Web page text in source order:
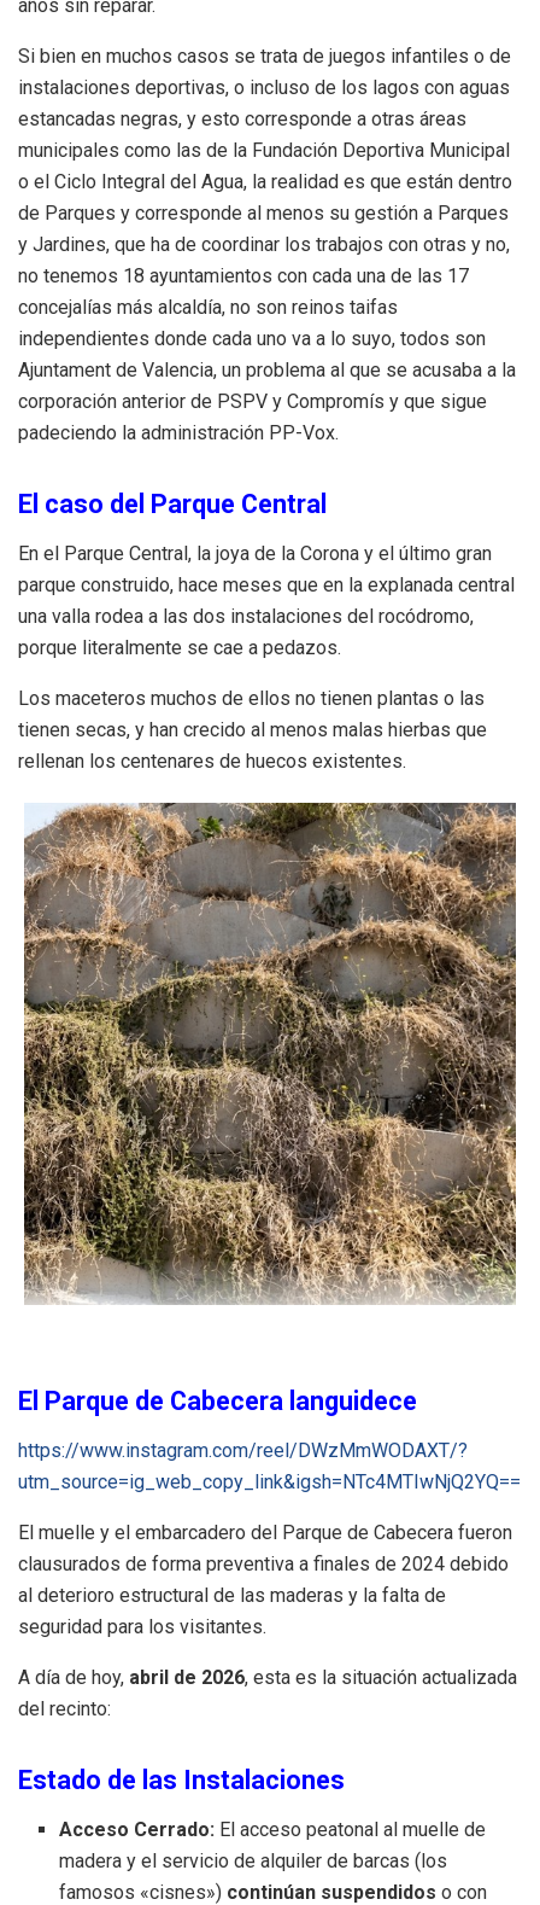
años sin reparar.
Si bien en muchos casos se trata de juegos infantiles o de
instalaciones deportivas, o incluso de los lagos con aguas
estancadas negras, y esto corresponde a otras áreas
municipales como las de la Fundación Deportiva Municipal
o el Ciclo Integral del Agua, la realidad es que están dentro
de Parques y corresponde al menos su gestión a Parques
y Jardines, que ha de coordinar los trabajos con otras y no,
no tenemos 18 ayuntamientos con cada una de las 17
concejalías más alcaldía, no son reinos taifas
independientes donde cada uno va a lo suyo, todos son
Ajuntament de Valencia, un problema al que se acusaba a la
corporación anterior de PSPV y Compromís y que sigue
padeciendo la administración PP-Vox.
El caso del Parque Central
En el Parque Central, la joya de la Corona y el último gran
parque construido, hace meses que en la explanada central
una valla rodea a las dos instalaciones del rocódromo,
porque literalmente se cae a pedazos.
Los maceteros muchos de ellos no tienen plantas o las
tienen secas, y han crecido al menos malas hierbas que
rellenan los centenares de huecos existentes.
El Parque de Cabecera languidece
https://www.instagram.com/reel/DWzMmWODAXT/?
utm_source=ig_web_copy_link&igsh=NTc4MTIwNjQ2YQ==
El muelle y el embarcadero del Parque de Cabecera fueron
clausurados de forma preventiva a finales de 2024 debido
al deterioro estructural de las maderas y la falta de
seguridad para los visitantes.
A día de hoy, abril de 2026, esta es la situación actualizada
del recinto:
Estado de las Instalaciones
Acceso Cerrado: El acceso peatonal al muelle de
madera y el servicio de alquiler de barcas (los
famosos «cisnes») continúan suspendidos o con